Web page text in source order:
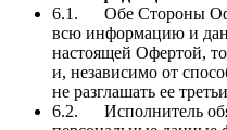
6.1. Обе Стороны
всю информацию и
настоящей Офертой,
и, независимо от
не разглашать ее
6.2. Исполнитель